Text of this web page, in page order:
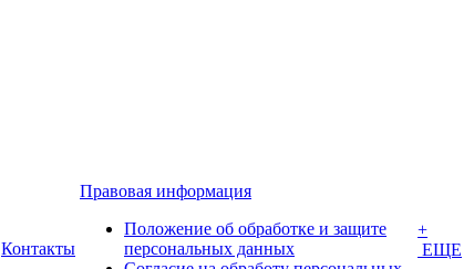
Контакты
Правовая информация
Положение об обработке и защите
персональных данных
+
ЕЩЕ